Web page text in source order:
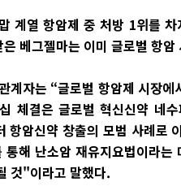
계열 항암제 중 처방 1위를
베그젤마는 이미 글로벌 항
계자는 “글로벌 항암제 시장
체결은 글로벌 혁신신약 네
항암신약 창출의 모범 사례로
해 난소암 재유지요법이라
것"이라고 말했다.